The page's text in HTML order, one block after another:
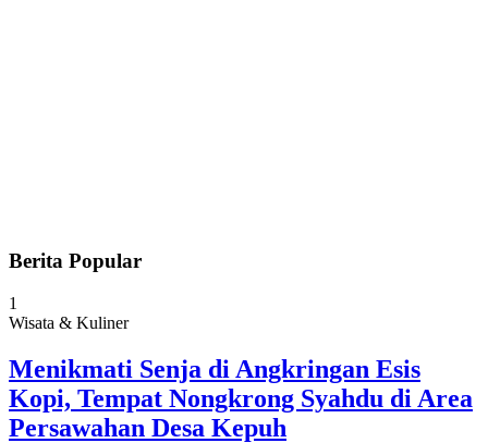
Berita Popular
1
Wisata & Kuliner
Menikmati Senja di Angkringan Esis
Kopi, Tempat Nongkrong Syahdu di Area
Persawahan Desa Kepuh